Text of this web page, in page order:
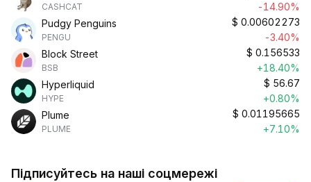
CASHCAT
-14.90%
Pudgy Penguins
PENGU
$ 0.00602273
-3.40%
Block Street
BSB
$ 0.156533
+18.40%
Hyperliquid
HYPE
$ 56.67
+0.80%
Plume
PLUME
$ 0.01195665
+7.10%
Підписуйтесь на наші соцмережі